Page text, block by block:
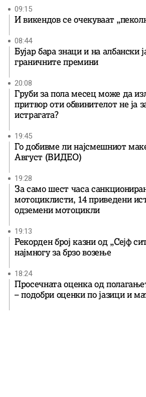
09:15
И викендов се очекуваат
08:44
Бујар бара знаци и на албански
граничните премини
20:08
Груби за пола месец може да
притвор оти обвинителот не ја
истрагата?
19:45
Го добивме ли најсмешниот
Август (ВИДЕО)
19:28
За само шест часа
мотоциклисти, 14 приведени
одземени мотоцикли
19:13
Рекорден број казни од „Сејф
најмногу за брзо возење
18:24
Просечната оценка од
– подобри оценки по јазици и